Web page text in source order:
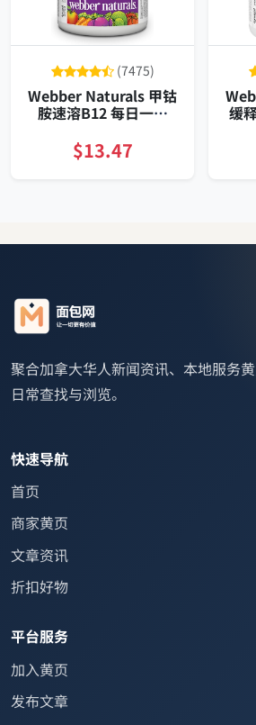
(7475)
Webber Naturals 甲钴
胺速溶B12 每日一片
$13.47
缓
和
聚合加拿大华人新闻资讯、本地服务
日常查找与浏览。
快速导航
首页
商家黄页
文章资讯
折扣好物
平台服务
加入黄页
发布文章